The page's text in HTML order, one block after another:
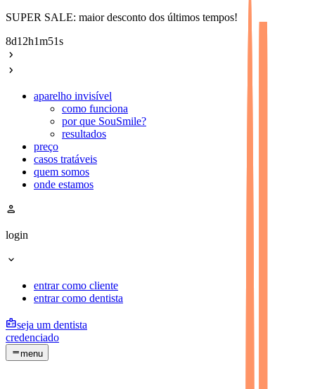
SUPER SALE: maior desconto dos últimos tempos!
8d12h1m51s
chevron_right
chevron_right
aparelho invisível
como funciona
por que SouSmile?
resultados
preço
casos tratáveis
quem somos
onde estamos
person
login
expand_more
entrar como cliente
entrar como dentista
medical_informationseja um dentista
credenciado
drag_handlemenu